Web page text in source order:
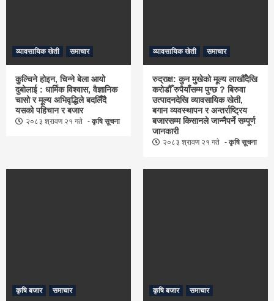
व्यावसायिक खेती समाचार
कुल्चिने होइन, चिन्ने बेला आयो
दुबोलाई : धार्मिक विश्वास, वैज्ञानिक
चासो र मूल्य अभिवृद्धिले बदलिँदै
यसको पहिचान र बजार
२०८३ श्रावण २१ गते कृषि सूचना
व्यावसायिक खेती समाचार
रुद्राक्ष: कुन मुखेको मूल्य लाखौँदेखि
करोडौँ रुपैयाँसम्म पुग्छ ? बिरुवा
उत्पादनदेखि व्यावसायिक खेती,
बगान व्यवस्थापन र अन्तर्राष्ट्रिय
बजारसम्म किसानले जान्नैपर्ने सम्पूर्ण
जानकारी
२०८३ श्रावण २१ गते कृषि सूचना
कृषि बजार समाचार कृषि बजार समाचार